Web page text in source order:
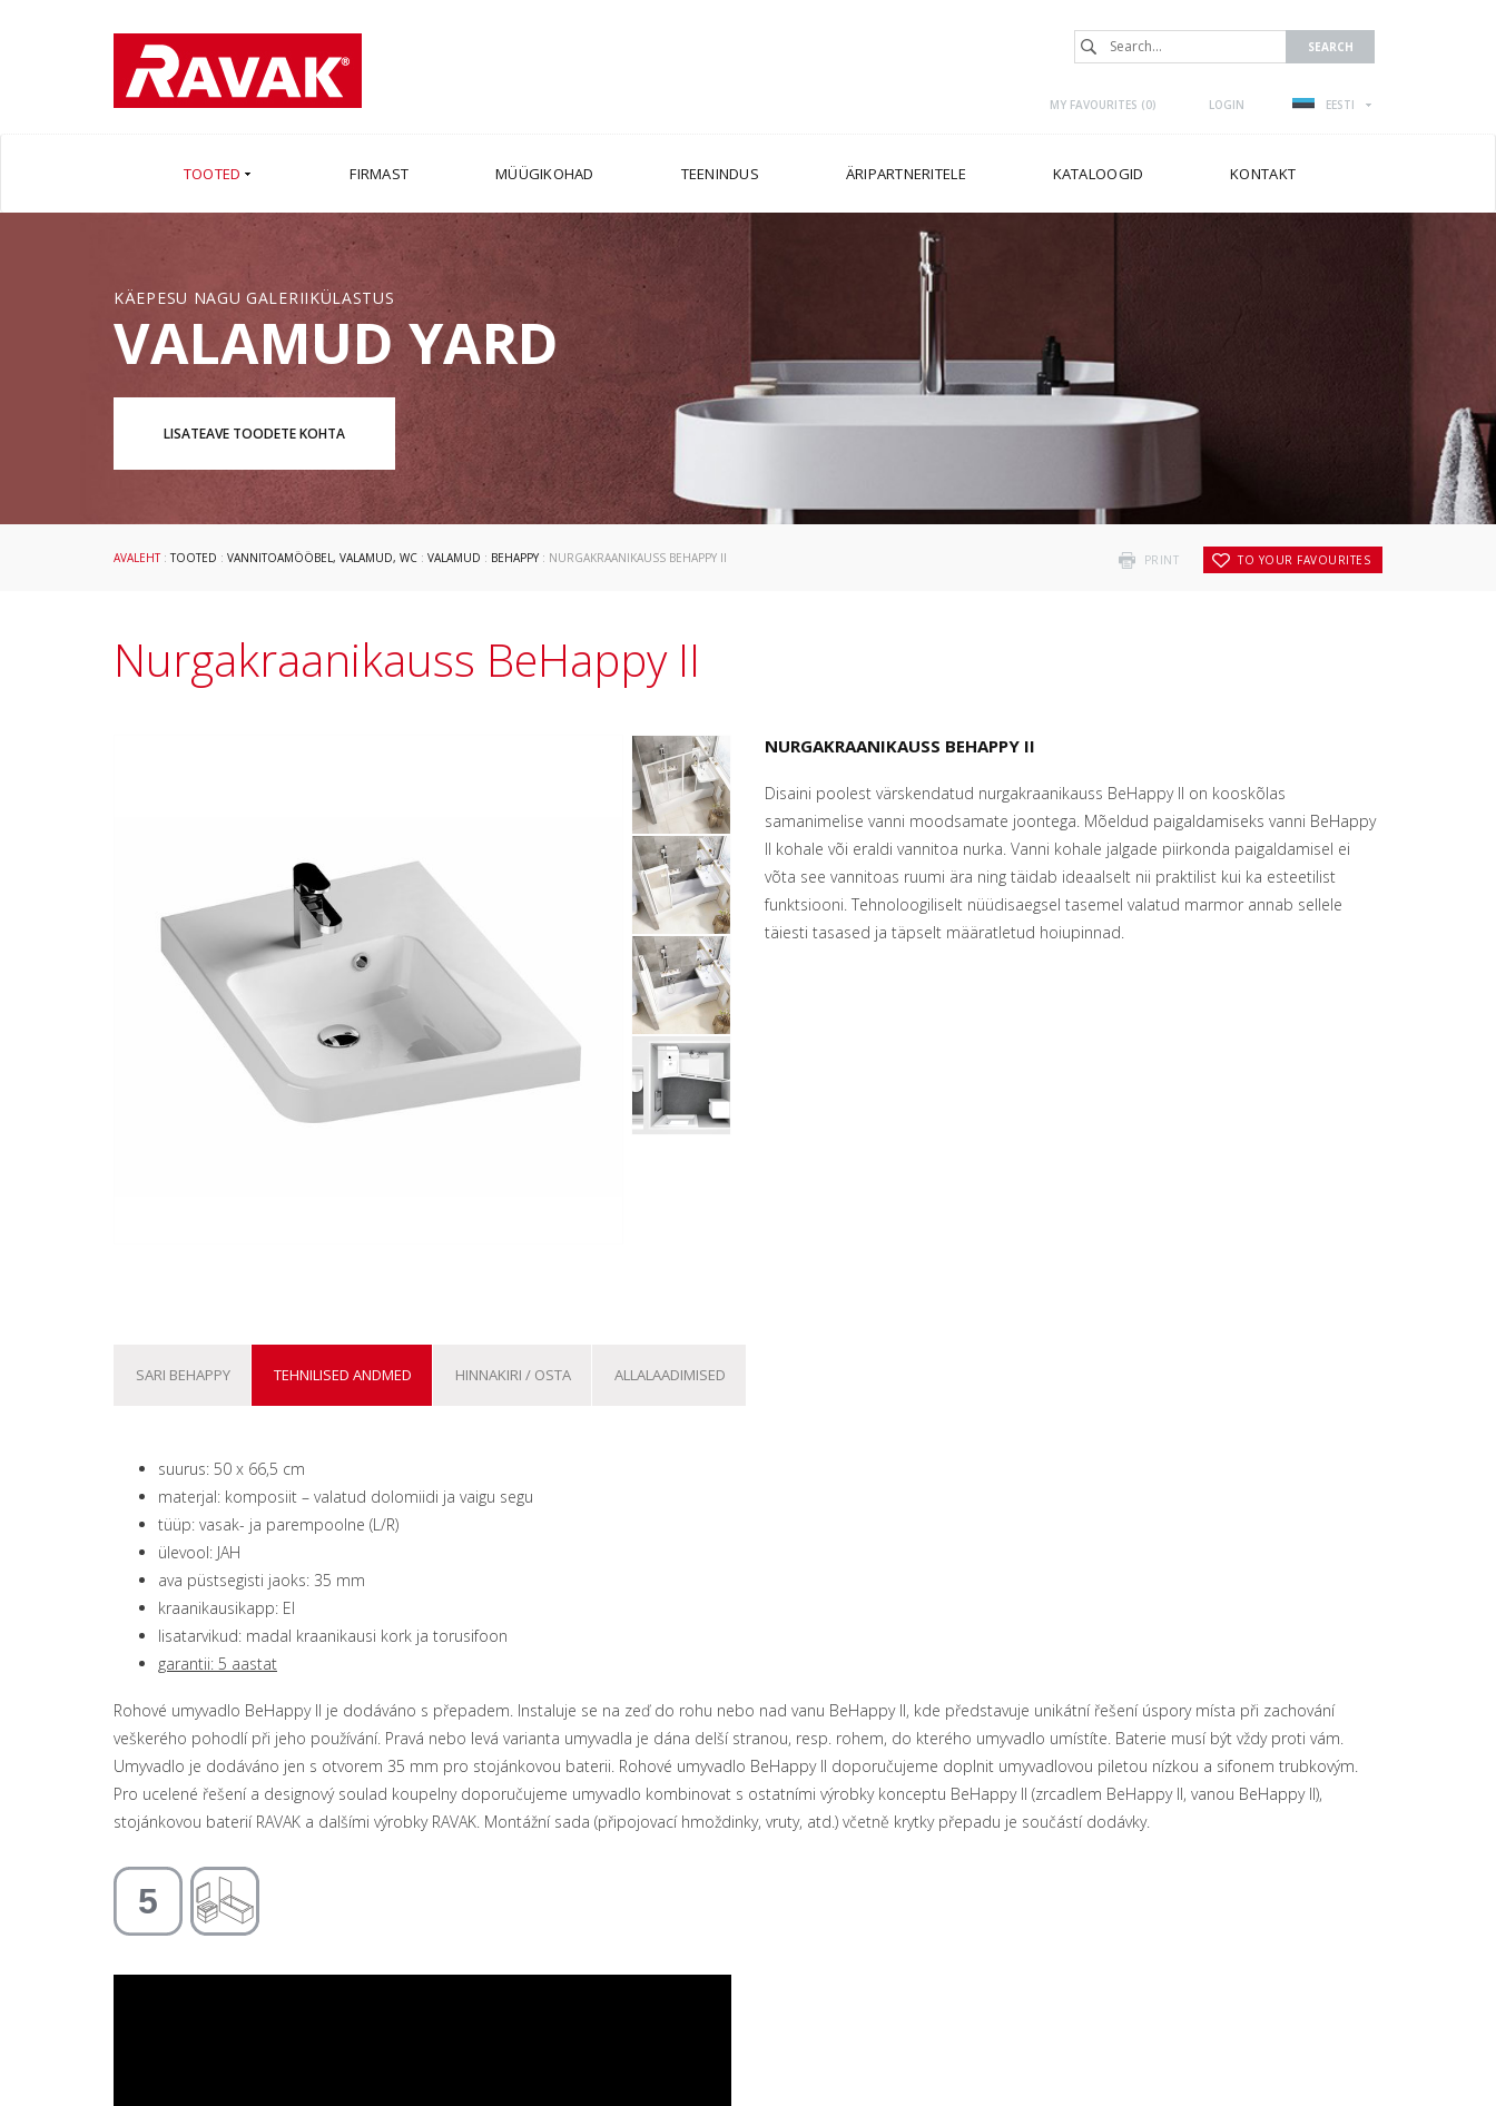
MY FAVOURITES (0) LOGIN EESTI
TOOTED FIRMAST MÜÜGIKOHAD TEENINDUS ÄRIPARTNERITELE KATALOOGID KONTAKT
KÄEPESU NAGU GALERIIKÜLASTUS
VALAMUD YARD
LISATEAVE TOODETE KOHTA
PRINT TO YOUR FAVOURITES
AVALEHT:TOOTED : VANNITOAMÖÖBEL, VALAMUD, WC : VALAMUD : BEHAPPY : NURGAKRAANIKAUSS BEHAPPY II
Nurgakraanikauss BeHappy II
NURGAKRAANIKAUSS BEHAPPY II
Disaini poolest värskendatud nurgakraanikauss BeHappy II on kooskõlas
samanimelise vanni moodsamate joontega. Mõeldud paigaldamiseks vanni BeHappy
II kohale või eraldi vannitoa nurka. Vanni kohale jalgade piirkonda paigaldamisel ei
võta see vannitoas ruumi ära ning täidab ideaalselt nii praktilist kui ka esteetilist
funktsiooni. Tehnoloogiliselt nüüdisaegsel tasemel valatud marmor annab sellele
täiesti tasased ja täpselt määratletud hoiupinnad.
SARI BEHAPPY TEHNILISED ANDMED HINNAKIRI / OSTA ALLALAADIMISED
suurus: 50 x 66,5 cm
materjal: komposiit – valatud dolomiidi ja vaigu segu
tüüp: vasak- ja parempoolne (L/R)
ülevool: JAH
ava püstsegisti jaoks: 35 mm
kraanikausikapp: EI
lisatarvikud: madal kraanikausi kork ja torusifoon
garantii: 5 aastat
Rohové umyvadlo BeHappy II je dodáváno s přepadem. Instaluje se na zeď do rohu nebo nad vanu BeHappy II, kde představuje unikátní řešení úspory místa při zachování
veškerého pohodlí při jeho používání. Pravá nebo levá varianta umyvadla je dána delší stranou, resp. rohem, do kterého umyvadlo umístíte. Baterie musí být vždy proti vám.
Umyvadlo je dodáváno jen s otvorem 35 mm pro stojánkovou baterii. Rohové umyvadlo BeHappy II doporučujeme doplnit umyvadlovou piletou nízkou a sifonem trubkovým.
Pro ucelené řešení a designový soulad koupelny doporučujeme umyvadlo kombinovat s ostatními výrobky konceptu BeHappy II (zrcadlem BeHappy II, vanou BeHappy II),
stojánkovou baterií RAVAK a dalšími výrobky RAVAK. Montážní sada (připojovací hmoždinky, vruty, atd.) včetně krytky přepadu je součástí dodávky.